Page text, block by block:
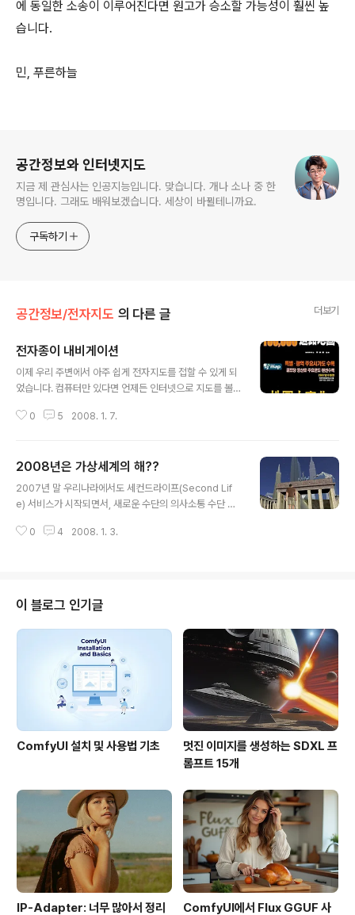
에 동일한 소송이 이루어진다면 원고가 승소할 가능성이 훨씬 높
습니다.
민, 푸른하늘
공간정보와 인터넷지도
지금 제 관심사는 인공지능입니다. 맞습니다. 개나 소나 중 한
명입니다. 그래도 배워보겠습니다. 세상이 바뀔테니까요.
구독하기
공간정보/전자지도 의 다른 글 더보기
전자종이 내비게이션
이제 우리 주변에서 아주 쉽게 전자지도를 접할 수 있게 되
었습니다. 컴퓨터만 있다면 언제든 인터넷으로 지도를 볼
성영상과 3차원 건물까지도 볼 수 있습니다. 또한 재작년
이상 내비게이션이 장착되어 있습니다. 기타 조금만 수고
를 한다면 휴대폰이나, PMP 등으로도 쉽게 지도를 볼 수
있고, 자신의 현재 위치까지도 알 수 있습니다. 이정도가 되
여러 회사에서 인쇄지도를 제작, 판매하고 있습니다. 물론
0 5 2008. 1. 7.
2008년은 가상세계의 해??
2007년 말 우리나라에서도 세컨드라이프(Second Lif
e) 서비스가 시작되면서, 새로운 수단의 의사소통 수단 혹
대해 논의가 분분한 상태입니다. 세컨드라이프는 기존의 3
있는 Digital Urban의 경우 지리정보 혹은 과학적 성과를
공유할 수 있는 도구로서 세컨드라이프를 주목하고 있습니
다. 한마디로 무한한 가능성을 가지고 있다고 할 수 있죠.
과거에도 세컨드라이프와 같은 3차원 아바타를 이용한 서
비스는 존재하였지만, 2008년도는 AWOMO, Home과
같은 게임과 결합된 가상..
0 4 2008. 1. 3.
이 블로그 인기글
ComfyUI 설치 및 사용법 기초
멋진 이미지를 생성하는 SDXL 프
롬프트 15개
IP-Adapter: 너무 많아서 정리
ComfyUI에서 Flux GGUF 사